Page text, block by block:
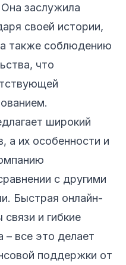
заслужила
своей истории,
также соблюдению
что
широкий
а их особенности и
с другими
Быстрая онлайн-
и гибкие
– все это делает
поддержки от